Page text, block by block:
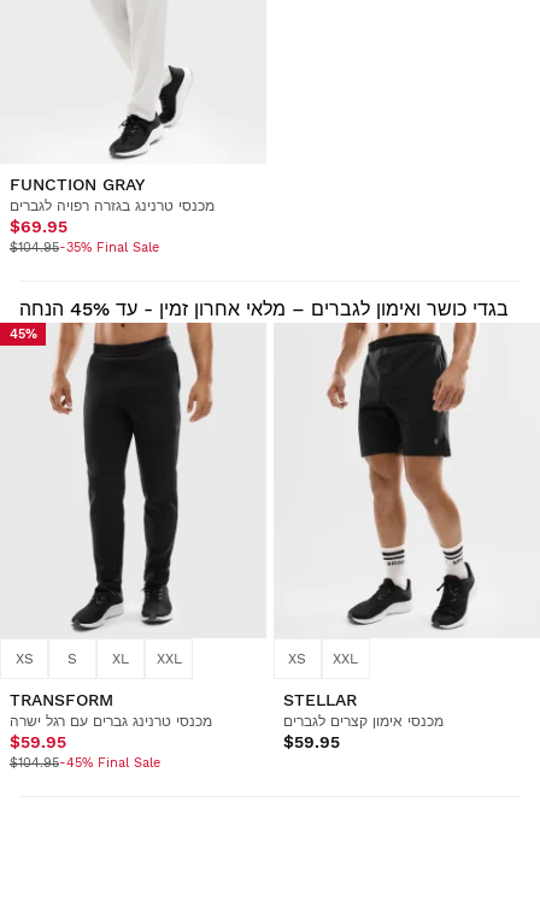
FUNCTION GRAY
מכנסי טרנינג בגזרה רפויה לגברים
$69.95
$104.95-35% Final Sale
בגדי כושר ואימון לגברים – מלאי אחרון זמין - עד 45% הנחה
45%
XS S XL XXL
TRANSFORM
מכנסי טרנינג גברים עם רגל ישרה
$59.95
$104.95-45% Final Sale
XS XXL
STELLAR
מכנסי אימון קצרים לגברים
$59.95